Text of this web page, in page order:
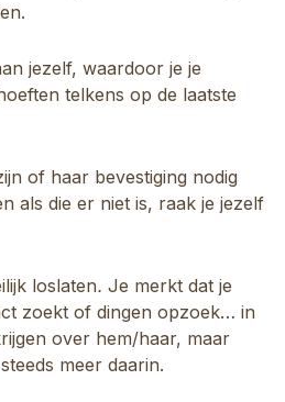
jezelf, waardoor je je
telkens op de laatste
of haar bevestiging nodig
als die er niet is, raak je jezelf
loslaten. Je merkt dat je
zoekt of dingen opzoek… in
over hem/haar, maar
meer daarin.